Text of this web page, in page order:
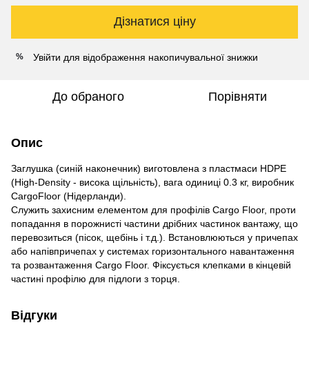
Дізнатися ціну
% Увійти для відображення накопичувальної знижки
До обраного Порівняти
Опис
Заглушка (синій наконечник) виготовлена ​​з пластмаси HDPE
(High-Density - висока щільність), вага одиниці 0.3 кг, виробник
CargoFloor (Нідерланди).
Служить захисним елементом для профілів Cargo Floor, проти
попадання в порожнисті частини дрібних частинок вантажу, що
перевозиться (пісок, щебінь і т.д.). Встановлюються у причепах
або напівпричепах у системах горизонтального навантаження
та розвантаження Cargo Floor. Фіксується клепками в кінцевій
частині профілю для підлоги з торця.
Відгуки